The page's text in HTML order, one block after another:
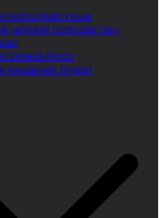
Komunikasi Visual
Jaringan Komputer dan
Sepeda Motor
Kendaraan Ringan